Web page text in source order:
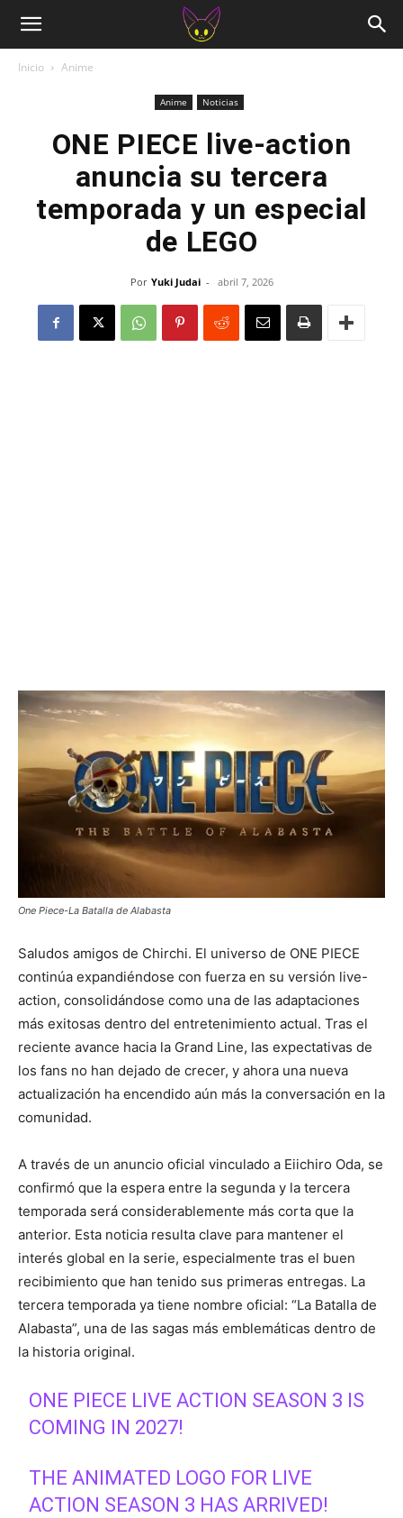
Inicio Anime
Anime Noticias
ONE PIECE live-action
anuncia su tercera
temporada y un especial
de LEGO
Por Yuki Judai - abril 7, 2026
One Piece-La Batalla de Alabasta
Saludos amigos de Chirchi. El universo de ONE PIECE
continúa expandiéndose con fuerza en su versión live-
action, consolidándose como una de las adaptaciones
más exitosas dentro del entretenimiento actual. Tras el
reciente avance hacia la Grand Line, las expectativas de
los fans no han dejado de crecer, y ahora una nueva
actualización ha encendido aún más la conversación en la
comunidad.
A través de un anuncio oficial vinculado a Eiichiro Oda, se
confirmó que la espera entre la segunda y la tercera
temporada será considerablemente más corta que la
anterior. Esta noticia resulta clave para mantener el
interés global en la serie, especialmente tras el buen
recibimiento que han tenido sus primeras entregas. La
tercera temporada ya tiene nombre oficial: “La Batalla de
Alabasta”, una de las sagas más emblemáticas dentro de
la historia original.
ONE PIECE LIVE ACTION SEASON 3 IS
COMING IN 2027!
THE ANIMATED LOGO FOR LIVE
ACTION SEASON 3 HAS ARRIVED!